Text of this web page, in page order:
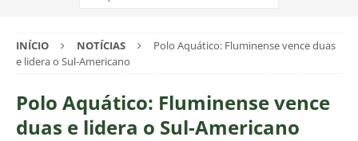
INÍCIO NOTÍCIAS
Polo Aquático: Fluminense vence duas
e lidera o Sul-Americano
Polo Aquático: Fluminense vence
duas e lidera o Sul-Americano